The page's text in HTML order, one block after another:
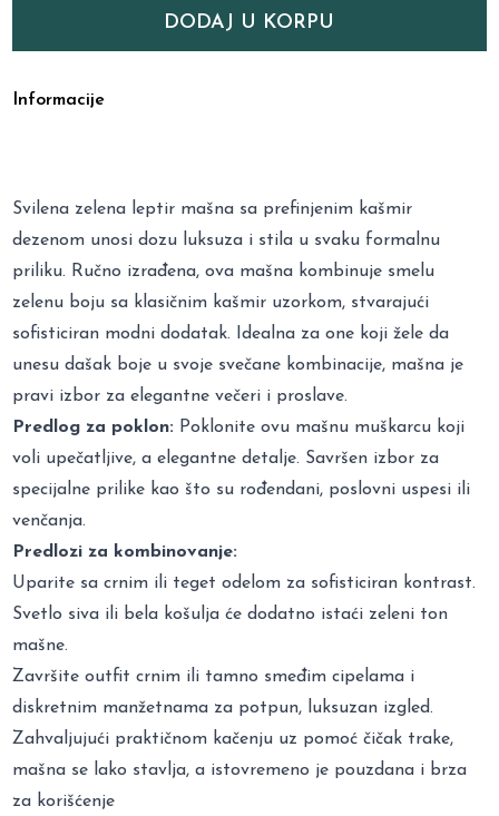
DODAJ U KORPU
Informacije
Svilena zelena leptir mašna sa prefinjenim kašmir
dezenom unosi dozu luksuza i stila u svaku formalnu
priliku. Ručno izrađena, ova mašna kombinuje smelu
zelenu boju sa klasičnim kašmir uzorkom, stvarajući
sofisticiran modni dodatak. Idealna za one koji žele da
unesu dašak boje u svoje svečane kombinacije, mašna je
pravi izbor za elegantne večeri i proslave.
Predlog za poklon: Poklonite ovu mašnu muškarcu koji
voli upečatljive, a elegantne detalje. Savršen izbor za
specijalne prilike kao što su rođendani, poslovni uspesi ili
venčanja.
Predlozi za kombinovanje:
Uparite sa crnim ili teget odelom za sofisticiran kontrast.
Svetlo siva ili bela košulja će dodatno istaći zeleni ton
mašne.
Završite outfit crnim ili tamno smeđim cipelama i
diskretnim manžetnama za potpun, luksuzan izgled.
Zahvaljujući praktičnom kačenju uz pomoć čičak trake,
mašna se lako stavlja, a istovremeno je pouzdana i brza
za korišćenje